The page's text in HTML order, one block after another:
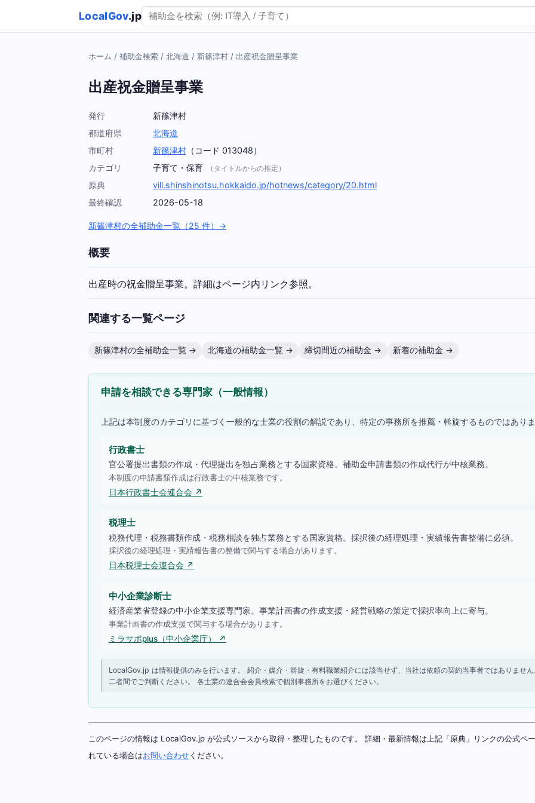
LocalGov.jp
ホーム / 補助金検索 / 北海道 / 新篠津村 / 出産祝金贈呈事業
出産祝金贈呈事業
発行
新篠津村
都道府県
北海道
市町村
新篠津村 （コード 013048）
カテゴリ
子育て・保育 （タイトルからの推定）
原典
vill.shinshinotsu.hokkaido.jp/hotnews/category/20.html
最終確認
2026-05-18
新篠津村の全補助金一覧（25 件）→
概要
出産時の祝金贈呈事業。詳細はページ内リンク参照。
関連する一覧ページ
新篠津村の全補助金一覧 → 北海道の補助金一覧 → 締切間近の補助金 → 新着の補助金 →
申請を相談できる専門家（一般情報）
上記は本制度のカテゴリに基づく一般的な士業の役割の解説であり、特定の事務所を推薦・斡旋するものではあり
行政書士
官公署提出書類の作成・代理提出を独占業務とする国家資格。補助金申請書類の作成代行が中核業務。
本制度の申請書類作成は行政書士の中核業務です。
日本行政書士会連合会 ↗
税理士
税務代理・税務書類作成・税務相談を独占業務とする国家資格。採択後の経理処理・実績報告書整備に必須。
採択後の経理処理・実績報告書の整備で関与する場合があります。
日本税理士会連合会 ↗
中小企業診断士
経済産業省登録の中小企業支援専門家。事業計画書の作成支援・経営戦略の策定で採択率向上に寄与。
事業計画書の作成支援で関与する場合があります。
ミラサポplus（中小企業庁） ↗
LocalGov.jp は情報提供のみを行います。 紹介・媒介・斡旋・有料職業紹介には該当せず、当社は依頼の契約当事者ではありませ
二者間でご判断ください。 各士業の連合会会員検索で個別事務所をお選びください。
このページの情報は LocalGov.jp が公式ソースから取得・整理したものです。 詳細・最新情報は上記「原典」リンクの公式ペ
れている場合はお問い合わせください。